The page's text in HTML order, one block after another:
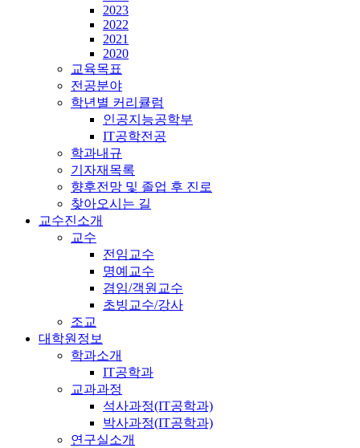
2023
2022
2021
2020
교육목표
전공분야
학년별 커리큘럼
인공지능공학부
IT공학전공
학과내규
기자재목록
향후전망 및 졸업 후 진로
찾아오시는 길
교수진소개
교수
전임교수
명예교수
겸임/객원교수
초빙교수/강사
조교
대학원정보
학과소개
IT공학과
교과과정
석사과정(IT공학과)
박사과정(IT공학과)
연구실소개